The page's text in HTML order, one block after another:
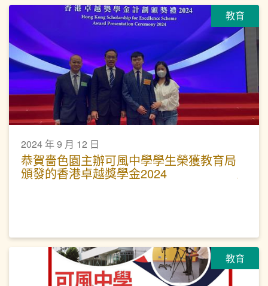
教育
2024 年 9 月 12 日
恭賀嗇色園主辦可風中學學生榮獲教育局
頒發的香港卓越獎學金2024
教育